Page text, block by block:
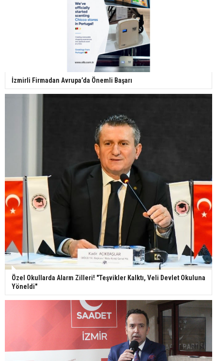
İzmirli Firmadan Avrupa’da Önemli Başarı
Özel Okullarda Alarm Zilleri! "Teşvikler Kalktı, Veli Devlet Okuluna
Yöneldi"